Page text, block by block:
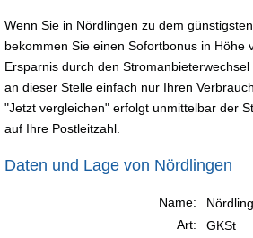
Wenn Sie in Nördlingen zu dem
bekommen Sie einen Sofortbonus in Höhe
Ersparnis durch den
an dieser Stelle einfach nur Ihren
"Jetzt vergleichen" erfolgt unmittelbar der
auf Ihre Postleitzahl.
Daten und Lage von Nördlingen
Name:
Art:
GKSt